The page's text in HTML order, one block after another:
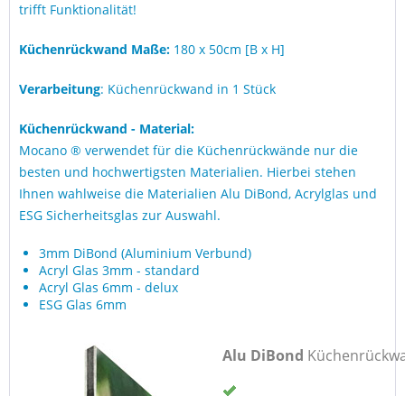
trifft Funktionalität!
Küchenrückwand Maße: 180 x 50cm [B x H]
Verarbeitung: Küchenrückwand in 1 Stück
Küchenrückwand - Material:
Mocano ® verwendet für die Küchenrückwände nur die
besten und hochwertigsten Materialien. Hierbei stehen
Ihnen wahlweise die Materialien Alu DiBond, Acrylglas und
ESG Sicherheitsglas zur Auswahl.
3mm DiBond (Aluminium Verbund)
Acryl Glas 3mm - standard
Acryl Glas 6mm - delux
ESG Glas 6mm
Alu DiBond